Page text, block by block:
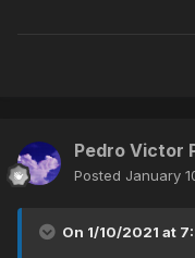
imagem do começo
Pedro Victor
Posted January
On 1/10/2021 at